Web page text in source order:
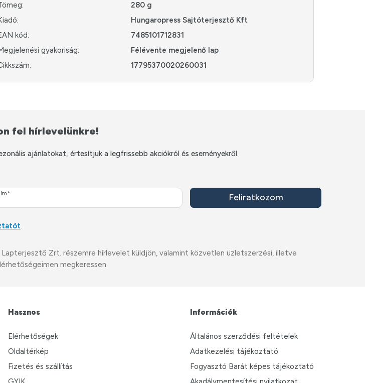
280 g
Hungaropress Sajtóterjesztő Kft
kód:
7485101712831
gyakoriság:
Félévente megjelenő lap
17795370020260031
fel hírlevelünkre!
ajánlatokat, értesítjük a legfrissebb akciókról és eseményekről.
Feliratkozom
.
Zrt. részemre hírlevelet küldjön, valamint közvetlen üzletszerzési, illetve
megkeressen.
Hasznos
Elérhetőségek
Oldaltérkép
Fizetés és szállítás
Információk
Általános szerződési feltételek
Adatkezelési tájékoztató
Fogyasztó Barát képes tájékoztató